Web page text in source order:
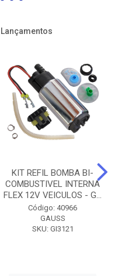
Lançamentos
KIT REFIL BOMBA BI-
COMBUSTIVEL INTERNA
FLEX 12V VEICULOS - G...
Código: 40966
GAUSS
SKU: GI3121